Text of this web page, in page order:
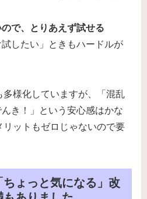
で、とりあえず試せる
試したい」ときもハードルが
様化していますが、「混乱
き！」という安心感はかな
リットもゼロじゃないので要
ょっと気になる」改